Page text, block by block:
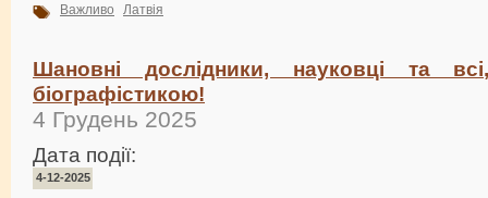
Важливо Латвія
Шановні дослідники, науковці та
біографістикою!
4 Грудень 2025
Дата події:
4-12-2025